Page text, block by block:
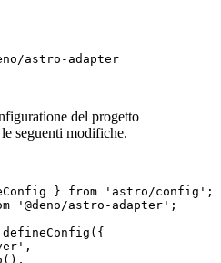
astro-adapter
del progetto
seguenti modifiche.
} from ' astro/config ' ;
' @deno/astro-adapter ' ;
defineConfig ({
' ,
(),